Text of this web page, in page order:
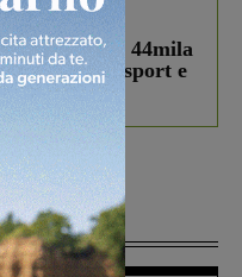
Cities, oltre 44mila
per lo sport e